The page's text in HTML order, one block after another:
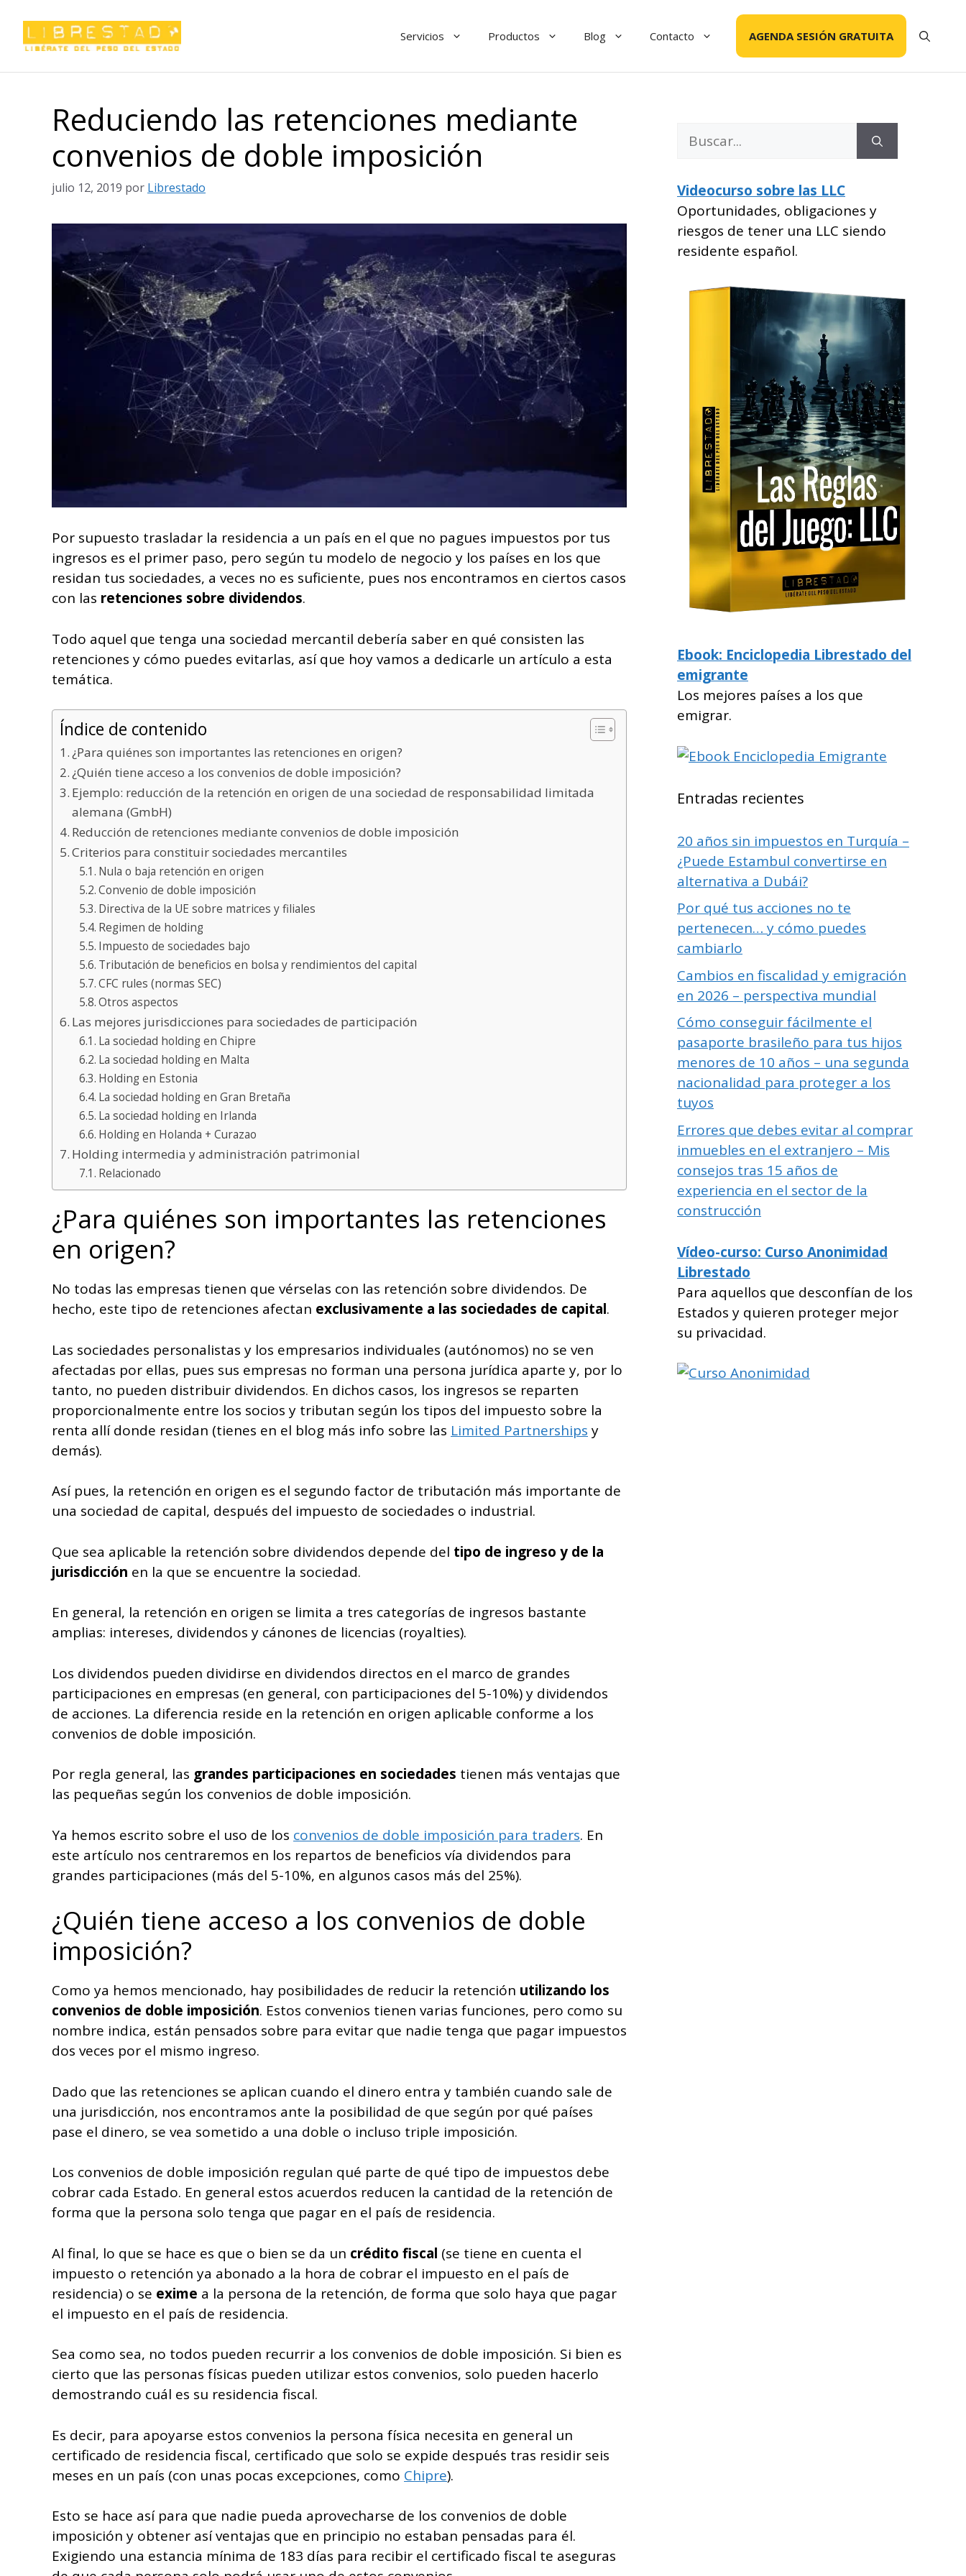
contenido
Servicios Productos Blog Contacto AGENDA SESIÓN GRATUITA
Reduciendo las retenciones mediante
convenios de doble imposición
julio 12, 2019 por Librestado
Por supuesto trasladar la residencia a un país en el que no pagues impuestos por tus
ingresos es el primer paso, pero según tu modelo de negocio y los países en los que
residan tus sociedades, a veces no es suficiente, pues nos encontramos en ciertos casos
con las retenciones sobre dividendos.
Todo aquel que tenga una sociedad mercantil debería saber en qué consisten las
retenciones y cómo puedes evitarlas, así que hoy vamos a dedicarle un artículo a esta
temática.
Índice de contenido
¿Para quiénes son importantes las retenciones en origen?
¿Quién tiene acceso a los convenios de doble imposición?
Ejemplo: reducción de la retención en origen de una sociedad de responsabilidad limitada
alemana (GmbH)
Reducción de retenciones mediante convenios de doble imposición
Criterios para constituir sociedades mercantiles
Nula o baja retención en origen
Convenio de doble imposición
Directiva de la UE sobre matrices y filiales
Regimen de holding
Impuesto de sociedades bajo
Tributación de beneficios en bolsa y rendimientos del capital
CFC rules (normas SEC)
Otros aspectos
Las mejores jurisdicciones para sociedades de participación
La sociedad holding en Chipre
La sociedad holding en Malta
Holding en Estonia
La sociedad holding en Gran Bretaña
La sociedad holding en Irlanda
Holding en Holanda + Curazao
Holding intermedia y administración patrimonial
Relacionado
¿Para quiénes son importantes las retenciones
en origen?
No todas las empresas tienen que vérselas con las retención sobre dividendos. De
hecho, este tipo de retenciones afectan exclusivamente a las sociedades de capital.
Las sociedades personalistas y los empresarios individuales (autónomos) no se ven
afectadas por ellas, pues sus empresas no forman una persona jurídica aparte y, por lo
tanto, no pueden distribuir dividendos. En dichos casos, los ingresos se reparten
proporcionalmente entre los socios y tributan según los tipos del impuesto sobre la
renta allí donde residan (tienes en el blog más info sobre las Limited Partnerships y
demás).
Así pues, la retención en origen es el segundo factor de tributación más importante de
una sociedad de capital, después del impuesto de sociedades o industrial.
Que sea aplicable la retención sobre dividendos depende del tipo de ingreso y de la
jurisdicción en la que se encuentre la sociedad.
En general, la retención en origen se limita a tres categorías de ingresos bastante
amplias: intereses, dividendos y cánones de licencias (royalties).
Los dividendos pueden dividirse en dividendos directos en el marco de grandes
participaciones en empresas (en general, con participaciones del 5-10%) y dividendos
de acciones. La diferencia reside en la retención en origen aplicable conforme a los
convenios de doble imposición.
Por regla general, las grandes participaciones en sociedades tienen más ventajas que
las pequeñas según los convenios de doble imposición.
Ya hemos escrito sobre el uso de los convenios de doble imposición para traders. En
este artículo nos centraremos en los repartos de beneficios vía dividendos para
grandes participaciones (más del 5-10%, en algunos casos más del 25%).
¿Quién tiene acceso a los convenios de doble
imposición?
Como ya hemos mencionado, hay posibilidades de reducir la retención utilizando los
convenios de doble imposición. Estos convenios tienen varias funciones, pero como su
nombre indica, están pensados sobre para evitar que nadie tenga que pagar impuestos
dos veces por el mismo ingreso.
Dado que las retenciones se aplican cuando el dinero entra y también cuando sale de
una jurisdicción, nos encontramos ante la posibilidad de que según por qué países
pase el dinero, se vea sometido a una doble o incluso triple imposición.
Los convenios de doble imposición regulan qué parte de qué tipo de impuestos debe
cobrar cada Estado. En general estos acuerdos reducen la cantidad de la retención de
forma que la persona solo tenga que pagar en el país de residencia.
Al final, lo que se hace es que o bien se da un crédito fiscal (se tiene en cuenta el
impuesto o retención ya abonado a la hora de cobrar el impuesto en el país de
residencia) o se exime a la persona de la retención, de forma que solo haya que pagar
el impuesto en el país de residencia.
Sea como sea, no todos pueden recurrir a los convenios de doble imposición. Si bien es
cierto que las personas físicas pueden utilizar estos convenios, solo pueden hacerlo
demostrando cuál es su residencia fiscal.
Es decir, para apoyarse estos convenios la persona física necesita en general un
certificado de residencia fiscal, certificado que solo se expide después tras residir seis
meses en un país (con unas pocas excepciones, como Chipre).
Esto se hace así para que nadie pueda aprovecharse de los convenios de doble
imposición y obtener así ventajas que en principio no estaban pensadas para él.
Exigiendo una estancia mínima de 183 días para recibir el certificado fiscal te aseguras
Buscar:
Videocurso sobre las LLC
Oportunidades, obligaciones y
riesgos de tener una LLC siendo
residente español.
Ebook: Enciclopedia Librestado del
emigrante
Los mejores países a los que
emigrar.
Entradas recientes
20 años sin impuestos en Turquía –
¿Puede Estambul convertirse en
alternativa a Dubái?
Por qué tus acciones no te
pertenecen… y cómo puedes
cambiarlo
Cambios en fiscalidad y emigración
en 2026 – perspectiva mundial
Cómo conseguir fácilmente el
pasaporte brasileño para tus hijos
menores de 10 años – una segunda
nacionalidad para proteger a los
tuyos
Errores que debes evitar al comprar
inmuebles en el extranjero – Mis
consejos tras 15 años de
experiencia en el sector de la
construcción
Vídeo-curso: Curso Anonimidad
Librestado
Para aquellos que desconfían de los
Estados y quieren proteger mejor
su privacidad.